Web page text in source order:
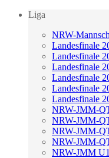
Liga
NRW-
Landesfinale
Landesfinale
Landesfinale
Landesfinale
Landesfinale
Landesfinale
NRW-JMM-
NRW-JMM-
NRW-JMM-
NRW-JMM-
NRW-JMM